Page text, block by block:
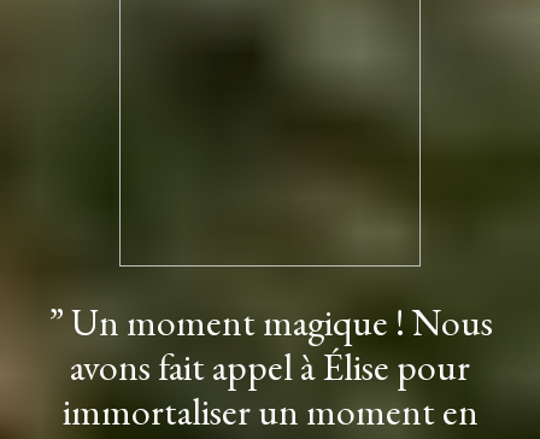
” Un moment magique ! Nous
avons fait appel à Élise pour
immortaliser un moment en